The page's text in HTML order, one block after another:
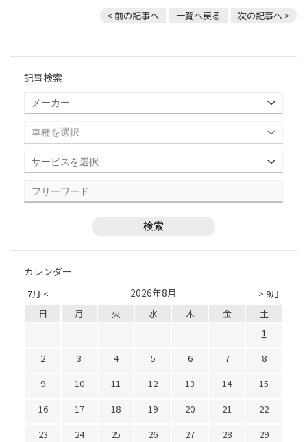
< 前の記事へ 一覧へ戻る 次の記事へ >
記事検索
カレンダー
7月 < > 9月
2026年8月
日 月 火 水 木 金
土
1
2
3 4 5 6 7
8
9
10 11 12 13 14
15
16
17 18 19 20 21
22
23
24 25 26 27 28
29